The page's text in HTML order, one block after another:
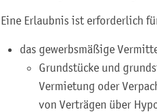
Eine Erlaubnis ist erforderlich
das gewerbsmäßige
Grundstücke und
Vermietung oder
von Verträgen über